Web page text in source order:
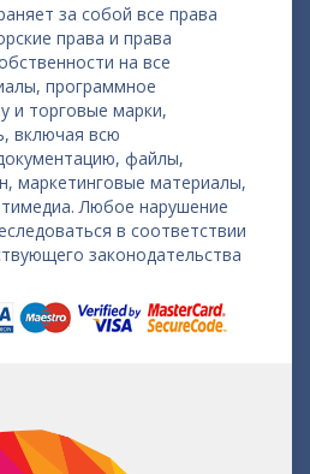
за собой все права
права и права
на все
программное
и торговые марки,
включая всю
файлы,
маркетинговые материалы,
Любое нарушение
в соответствии
законодательства